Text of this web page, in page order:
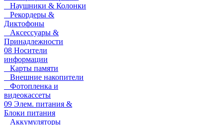
Наушники & Колонки
Рекордеры &
Диктофоны
Аксессуары &
Принадлежности
08 Носители
информации
Карты памяти
Внешние накопители
Фотопленка и
видеокассеты
09 Элем. питания &
Блоки питания
Аккумуляторы